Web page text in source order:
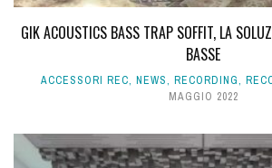
GIK ACOUSTICS BASS TRAP SOFFIT, LA
BASSE
ACCESSORI REC, NEWS, RECORDING,
MAGGIO 2022